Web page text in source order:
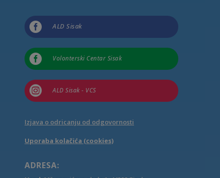
 ALD Sisak
 Volonterski Centar Sisak
 ALD Sisak - VCS
Izjava o odricanju od odgovornosti
Uporaba kolačića (cookies)
ADRESA: